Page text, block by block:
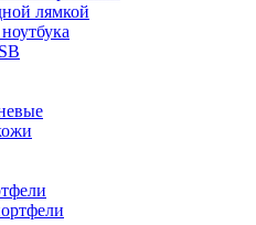
лямкой